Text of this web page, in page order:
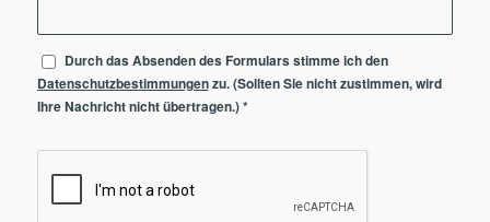
Durch das Absenden des Formulars stimme ich den
Datenschutzbestimmungenzu. (Sollten Sie nicht zustimmen, wird
Ihre Nachricht nicht übertragen.)*